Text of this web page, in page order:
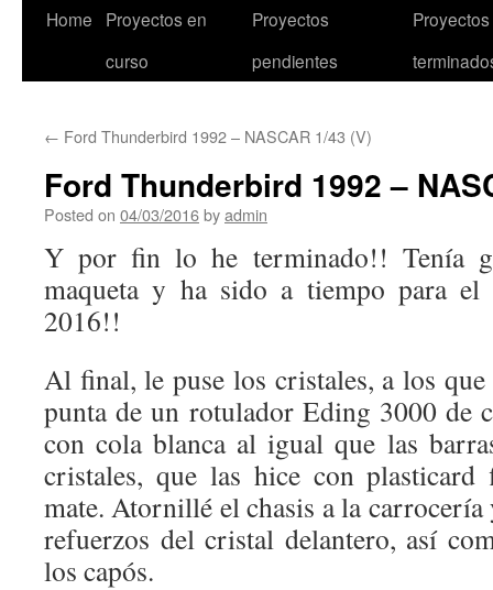
Skip
Home
Proyectos en
curso
Proyectos
pendientes
Proyectos
← Ford Thunderbird 1992 – NASCAR 1/43 (V)
Ford Thunderbird 1992 –
Posted on 04/03/2016byadmin
Y por fin lo he terminado!! Tenía
maqueta y ha sido a tiempo para el
2016!!
Al final, le puse los cristales, a los
punta de un rotulador Eding 3000 de
con cola blanca al igual que las
cristales, que las hice con
mate. Atornillé el chasis a la
refuerzos del cristal delantero, así
los capós.